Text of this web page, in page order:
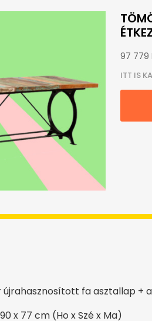
97 779
ITT IS
újrahasznosított fa asztallap +
x 77 cm (Ho x Szé x Ma)